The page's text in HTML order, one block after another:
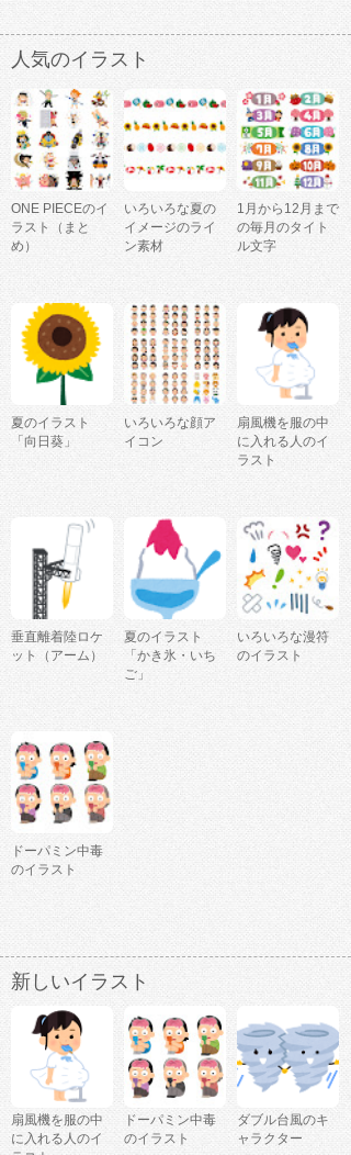
人気のイラスト
ONE PIECEのイ
ラスト（まと
め）
いろいろな夏の
イメージのライ
ン素材
1月から12月まで
の毎月のタイト
ル文字
夏のイラスト
「向日葵」
いろいろな顔ア
イコン
扇風機を服の中
に入れる人のイ
ラスト
垂直離着陸ロケ
ット（アーム）
夏のイラスト
「かき氷・いち
ご」
いろいろな漫符
のイラスト
ドーパミン中毒
のイラスト
新しいイラスト
扇風機を服の中
に入れる人のイ
ドーパミン中毒
のイラスト
ダブル台風のキ
ャラクター